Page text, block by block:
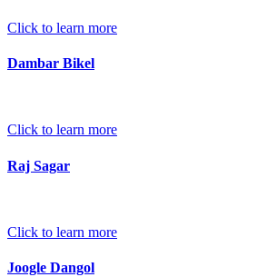
Click to learn more
Dambar Bikel
Click to learn more
Raj Sagar
Click to learn more
Joogle Dangol